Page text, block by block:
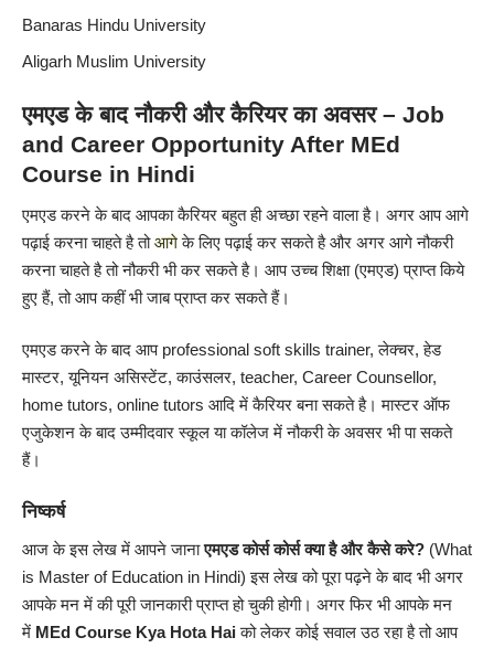
Banaras Hindu University
Aligarh Muslim University
एमएड के बाद नौकरी और कैरियर का अवसर – Job
and Career Opportunity After MEd
Course in Hindi
एमएड करने के बाद आपका कैरियर बहुत ही अच्छा रहने वाला है। अगर आप आगे
पढ़ाई करना चाहते है तोआगेके लिए पढ़ाई कर सकते है और अगर आगे नौकरी
करना चाहते है तो नौकरी भी कर सकते है। आप उच्च शिक्षा (एमएड) प्राप्त किये
हुए हैं, तो आप कहीं भी जाब प्राप्त कर सकते हैं।
एमएड करने के बाद आप professional soft skills trainer, लेक्चर, हेड
मास्टर, यूनियन असिस्टेंट, काउंसलर, teacher, Career Counsellor,
home tutors, online tutors आदि में कैरियर बना सकते है।मास्टर ऑफ
एजुकेशन के बाद उम्मीदवार स्कूल या कॉलेज में नौकरी के अवसर भी पा सकते
हैं।
निष्कर्ष
आज के इस लेख में आपने जाना एमएड कोर्सकोर्स क्या है और कैसे करे? (What
is Master of Education in Hindi) इस लेख को पूरा पढ़ने के बाद भी अगर
आपके मन में की पूरी जानकारी प्राप्त हो चुकी होगी। अगर फिर भी आपके मन
में MEd Course Kya Hota Haiको लेकर कोई सवाल उठ रहा है तो आप